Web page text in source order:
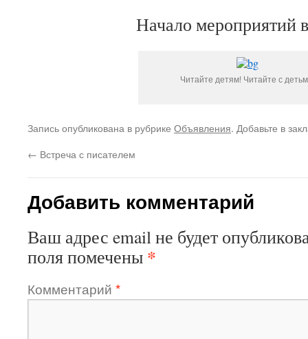
Начало мероприятий
Читайте детям! Читайте с
Запись опубликована в рубрике Объявления. Добавьте в
← Встреча с писателем
Добавить комментарий
Ваш адрес email не будет
поля помечены *
Комментарий *